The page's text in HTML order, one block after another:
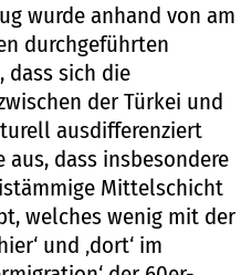
wurde anhand von am
durchgeführten
dass sich die
der Türkei und
ausdifferenziert
aus, dass insbesondere
Mittelschicht
welches wenig mit der
und ‚dort‘ im